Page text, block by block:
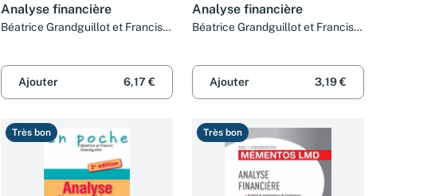
Analyse financière
Béatrice Grandguillot et Francis
Ajouter 6,17 €
Analyse financière
Béatrice Grandguillot et Francis
Ajouter 3,19 €
Très bon Très bon